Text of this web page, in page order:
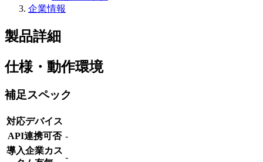
企業情報
製品詳細
仕様・動作環境
補足スペック
対応デバイス
API連携可否 -
導入企業カス
-